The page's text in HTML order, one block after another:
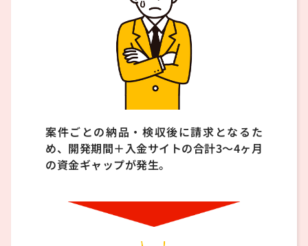
案件ごとの納品・検収後に請求となるた
め、開発期間＋入金サイトの合計3〜4ヶ月
の資金ギャップが発生。